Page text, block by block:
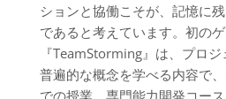
ションと協働こそが、記憶に
であると考えています。初の
『TeamStorming』は、プロ
普遍的な概念を学べる内容で